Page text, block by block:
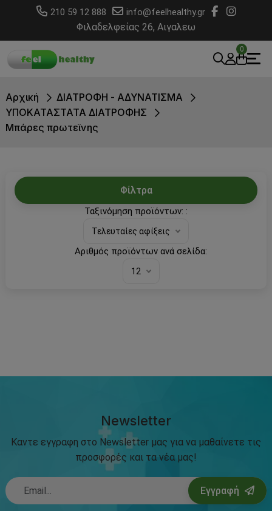
210 59 12 888 info@feelhealthy.gr
Φιλαδελφείας 26, Αιγαλεω
0
Αρχική
ΔΙΑΤΡΟΦΗ - ΑΔΥΝΑΤΙΣΜΑ
ΥΠΟΚΑΤΑΣΤΑΤΑ ΔΙΑΤΡΟΦΗΣ
Μπάρες πρωτεϊνης
Φίλτρα
Ταξινόμηση προϊόντων: :
Τελευταίες αφίξεις
Αριθμός προϊόντων ανά σελίδα:
12
Newsletter
Καντε εγγραφη στο Newsletter μας για να μαθαίνετε τις
προσφορές και τα νέα μας!
Εγγραφή